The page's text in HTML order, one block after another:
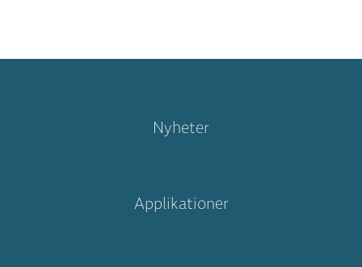
Nyheter
Applikationer